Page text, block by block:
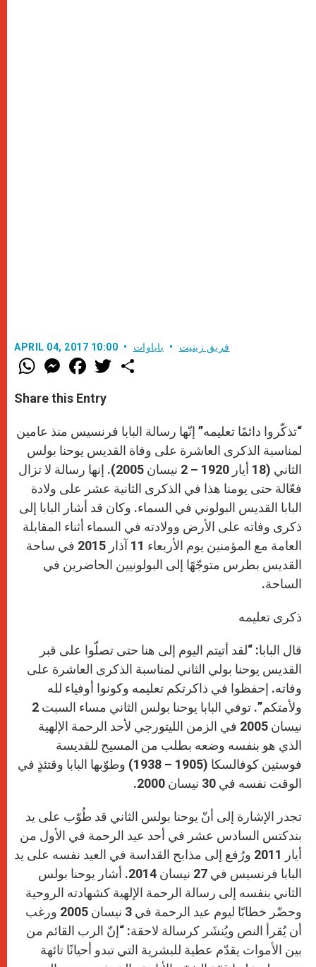
APRIL 04, 2017 10:00 فريق زينيت باباوات
W
h
t
s
p
p
M
e
s
e
e
r
F
a
e
b
k
w
r
Share this Entry
“تذكّروا دائمًا تعليمه” إنّها رسالة البابا فرنسيس منذ عامين
لمناسبة الذكرى العاشرة على وفاة القديس يوحنا بولس
الثاني (18 أيار 1920 – 2 نيسان 2005). إنها رسالة لا تزال
فعّالة حتى يومنا هذا في الذكرى الثانية عشر على ولادة
البابا القديس البولوني في السماء. وكان قد أشار البابا إلى
ذكرى وفاته على الأرض وولادته في السماء أثناء المقابلة
العامة مع المؤمنين يوم الأربعاء 11 آذار 2015 في ساحة
القديس بطرس متوجّهًا إلى البولونيين الحاضرين في
الساحة.
ذكرى تعليمه
قال البابا: “لقد أتيتم اليوم إلى هنا حتى تصلّوا على قبر
القديس يوحنا بولي الثاني لمناسبة الذكرى العاشرة على
وفاته. إحفظوا في ذاكرتكم تعليمه وكونوا أوفياء لله
ولأمتكم”. توفي البابا يوحنا بولس الثاني مساء السبت 2
نيسان 2005 في الزمن الليتورجي لأحد الرحمة الإلهية
الذي هو بنفسه وضعه بطلب من المسيح للقديسة
فوستين كوفالسكا (1905 – 1938) وطوّبها البابا وقتئذٍ في
الوقت نفسه في 30 نيسان 2000.
تجدر الإشارة إلى أنّ يوحنا بولس الثاني قد طُوّب على يد
بندكتس السادس عشر في أحد عيد الرحمة في الأول من
أيار 2011 ورُفع إلى مذابح القداسة في العيد نفسه على يد
البابا فرنسيس في 27 نيسان 2014. أشار يوحنا بولس
الثاني بنفسه إلى رسالة الرحمة الإلهية كشهادته الروحية
وحضّر خطابًا ليوم عيد الرحمة في 3 نيسان 2005 ورغب
أن يُقرأ النص ويُنشَر كرسالة لاحقة: “إنّ الرب القائم من
بين الأموات يقدّم عطية للبشرية التي تبدو أحيانًا تائهة